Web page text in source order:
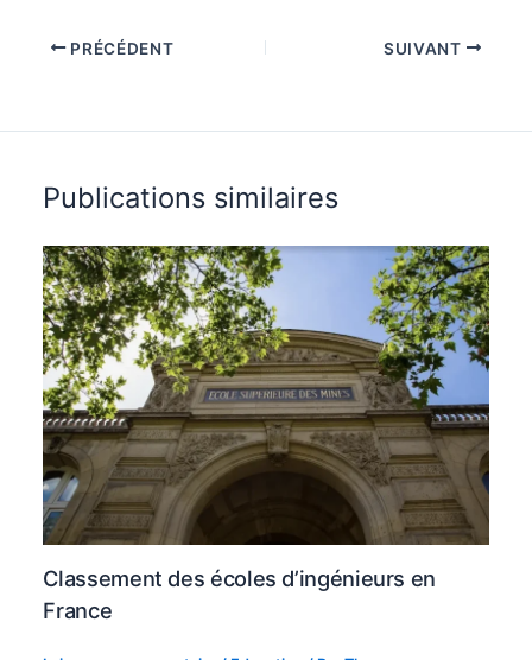
PRÉCÉDENT SUIVANT
Publications similaires
Classement des écoles d’ingénieurs en
France